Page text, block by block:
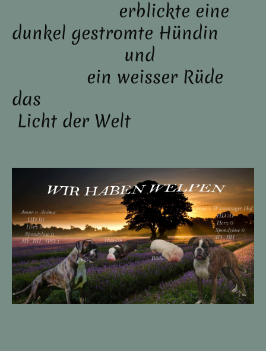
erblickte eine
dunkel gestromte Hündin
und
ein weisser Rüde
das
Licht der Welt